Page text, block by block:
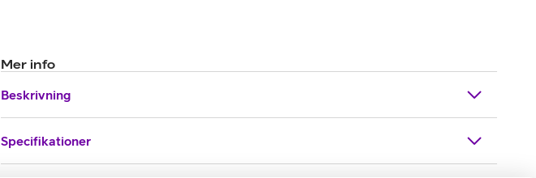
Mer info
Beskrivning
Specifikationer